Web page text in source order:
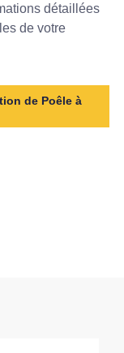
détaillées
de votre
de Poêle à